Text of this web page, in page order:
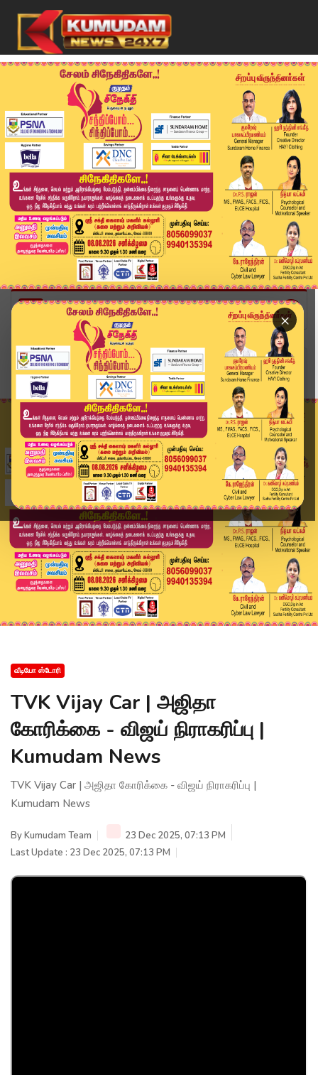
×
Home
வீடியோ ஸ்டோரி
TVK Vijay Car | அஜிதா கோரிக்கை - விஜய் நிராகரிப...
வீடியோ ஸ்டோரி
TVK Vijay Car | அஜிதா
கோரிக்கை - விஜய் நிராகரிப்பு |
Kumudam News
TVK Vijay Car | அஜிதா கோரிக்கை - விஜய் நிராகரிப்பு |
Kumudam News
ByKumudam Team
23 Dec 2025, 07:13 PM
Last Update : 23 Dec 2025, 07:13 PM